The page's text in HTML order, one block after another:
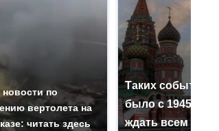
новости по
вертолета на
читать здесь
Таких событий не
было с 1945: чего
ждать всем нам?